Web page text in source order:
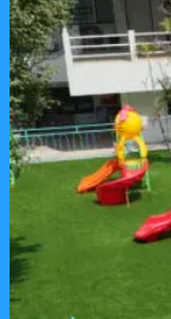
Cart
No